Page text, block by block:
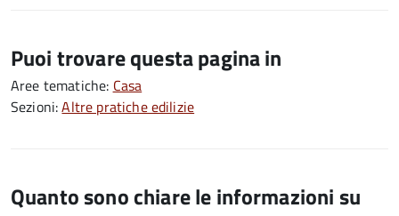
Puoi trovare questa pagina in
Aree tematiche: Casa
Sezioni:Altre pratiche edilizie
Quanto sono chiare le informazioni su